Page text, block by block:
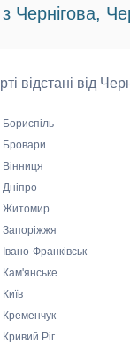
Чернігова,
відстані від
Бориспіль
Бровари
Вінниця
Дніпро
Житомир
Запоріжжя
Франківськ
Кам'янське
Кременчук
Ріг